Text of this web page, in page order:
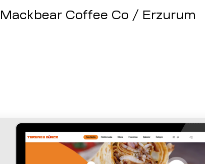
Mackbear Coffee Co / Erzurum